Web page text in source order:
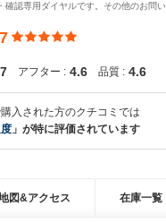
認専用ダイヤルです。その他のお問
アフター : 4.6 品質 : 4.6
入された方のクチコミでは
」が特に評価されています
図&アクセス 在庫一覧